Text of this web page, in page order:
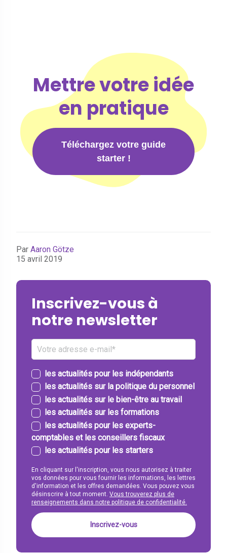
Mettre votre idée
en pratique
Téléchargez votre guide
starter !
Par Aaron Götze
15 avril 2019
Inscrivez-vous à
notre newsletter
les actualités pour les indépendants
les actualités sur la politique du personnel
les actualités sur le bien-être au travail
les actualités sur les formations
les actualités pour les experts-
comptables et les conseillers fiscaux
les actualités pour les starters
En cliquant sur l'inscription, vous nous autorisez à traiter
vos données pour vous fournir les informations, les lettres
d'information et les offres demandées. Vous pouvez vous
désinscrire à tout moment. Vous trouverez plus de
renseignements dans notre politique de confidentialité.